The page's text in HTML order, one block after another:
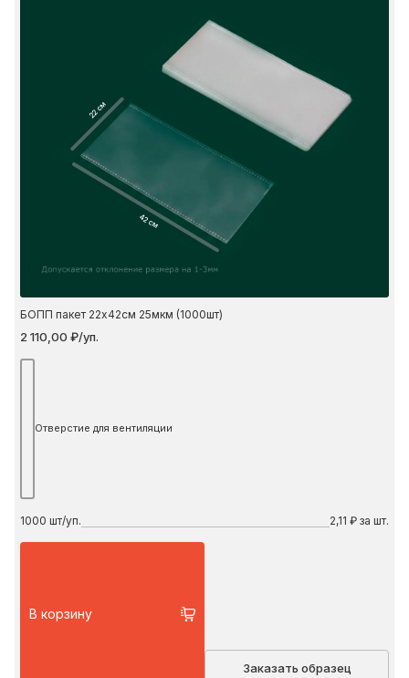
22 см
42 см
БОПП пакет 22х42см 25мкм (1000шт)
2 110,00 ₽/уп.
Отверстие для вентиляции
1000 шт/уп. 2,11 ₽ за шт.
В корзину
Заказать образец